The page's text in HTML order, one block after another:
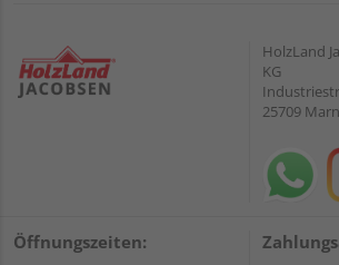
HolzLand
KG
25709
Öffnungszeiten: